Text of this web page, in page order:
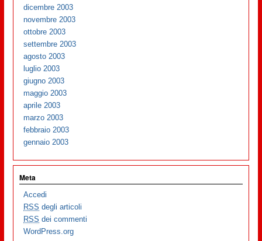
dicembre 2003
novembre 2003
ottobre 2003
settembre 2003
agosto 2003
luglio 2003
giugno 2003
maggio 2003
aprile 2003
marzo 2003
febbraio 2003
gennaio 2003
Meta
Accedi
RSS degli articoli
RSS dei commenti
WordPress.org